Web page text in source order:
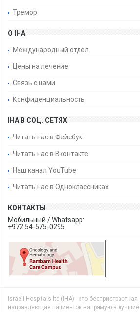
Тремор
О IHA
Международный отдел
Цены на лечение
Связь с нами
Конфиденциальность
IHA В СОЦ. СЕТЯХ
Читать нас в Фейсбук
Читать нас в Вконтакте
Наш канал YouTube
Читать нас в Одноклассниках
КОНТАКТЫ
Мобильный / Whatsapp:
+972 54-575-0295
Israeli Hospitals ltd.(IHA) - это беспристрастная
направляющая пациентов напрямую в